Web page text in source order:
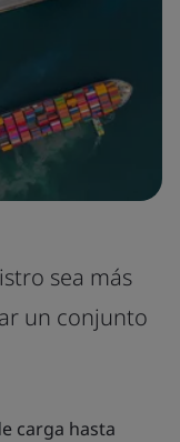
sea más
un conjunto
carga hasta